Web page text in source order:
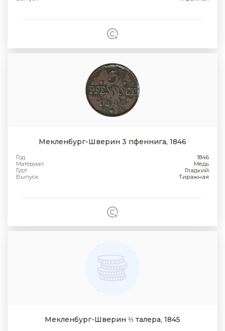
Мекленбург-Шверин 3 пфеннига, 1846
Год
1846
Материал
Медь
Гурт
Гладкий
Выпуск
Тиражная
Мекленбург-Шверин ⅔ талера, 1845